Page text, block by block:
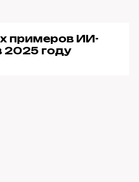
примеров ИИ-
2025 году